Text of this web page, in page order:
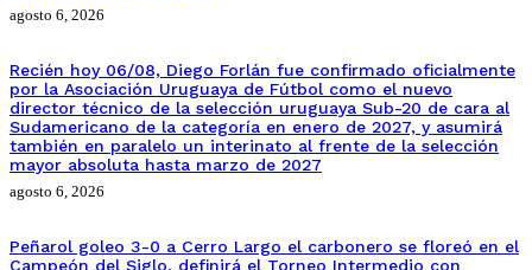
agosto 6, 2026
Recién hoy 06/08, Diego Forlán fue confirmado oficialmente
por la Asociación Uruguaya de Fútbol como el nuevo
director técnico de la selección uruguaya Sub-20 de cara al
Sudamericano de la categoría en enero de 2027, y asumirá
también en paralelo un interinato al frente de la selección
mayor absoluta hasta marzo de 2027
agosto 6, 2026
Peñarol goleo 3-0 a Cerro Largo el carbonero se floreó en el
Campeón del Siglo, definirá el Torneo Intermedio con